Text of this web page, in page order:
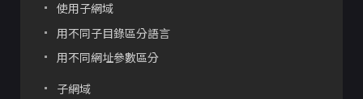
使用子網域
用不同子目錄區分語言
用不同網址參數區分
子網域